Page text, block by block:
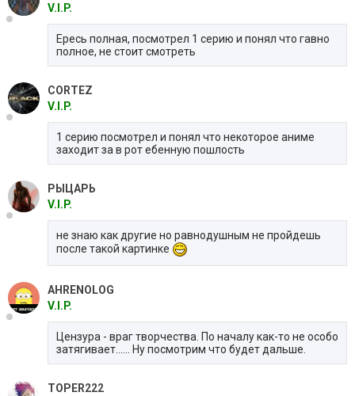
V.I.P.
Ересь полная, посмотрел 1 серию и понял что гавно
полное, не стоит смотреть
CORTEZ
V.I.P.
1 серию посмотрел и понял что некоторое аниме
заходит за в рот ебенную пошлость
РЫЦАРЬ
V.I.P.
не знаю как другие но равнодушным не пройдешь
после такой картинке
AHRENOLOG
V.I.P.
Цензура - враг творчества. По началу как-то не особо
затягивает...... Ну посмотрим что будет дальше.
TOPER222